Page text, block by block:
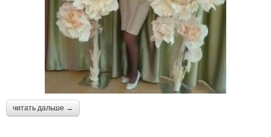
читать дальше →